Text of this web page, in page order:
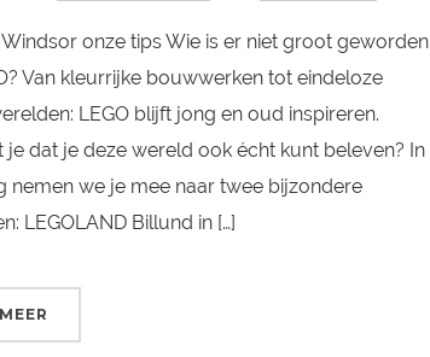
onze tips Wie is er niet groot geworden
Van kleurrijke bouwwerken tot eindeloze
LEGO blijft jong en oud inspireren.
je dat je deze wereld ook écht kunt beleven? In
nemen we je mee naar twee bijzondere
LEGOLAND Billund in […]